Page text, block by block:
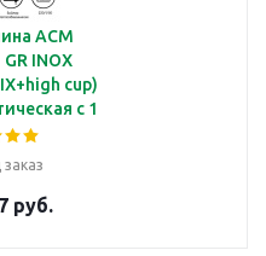
ACM
INOX
cup)
с 1
высокие
руб.